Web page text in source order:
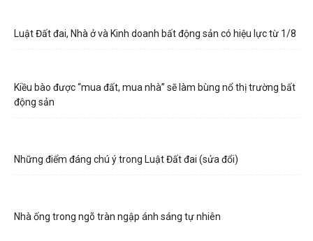
Luật Đất đai, Nhà ở và Kinh doanh bất động sản có hiệu lực từ 1/8
Kiều bào được “mua đất, mua nhà” sẽ làm bùng nổ thị trường bất
động sản
Những điểm đáng chú ý trong Luật Đất đai (sửa đổi)
Nhà ống trong ngõ tràn ngập ánh sáng tự nhiên